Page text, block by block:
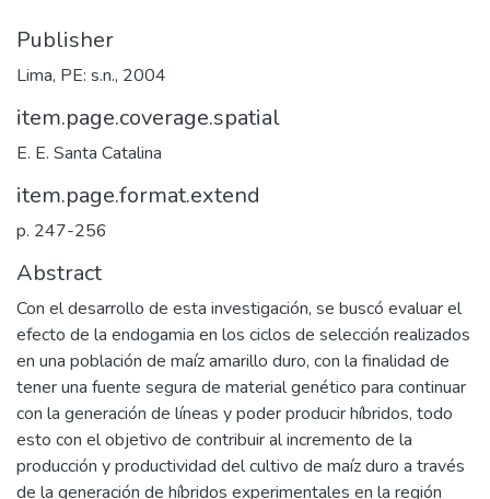
Publisher
Lima, PE: s.n., 2004
item.page.coverage.spatial
E. E. Santa Catalina
item.page.format.extend
p. 247-256
Abstract
Con el desarrollo de esta investigación, se buscó evaluar el
efecto de la endogamia en los ciclos de selección realizados
en una población de maíz amarillo duro, con la finalidad de
tener una fuente segura de material genético para continuar
con la generación de líneas y poder producir híbridos, todo
esto con el objetivo de contribuir al incremento de la
producción y productividad del cultivo de maíz duro a través
de la generación de híbridos experimentales en la región